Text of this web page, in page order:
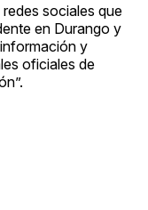
sociales que
en Durango y
y
oficiales de